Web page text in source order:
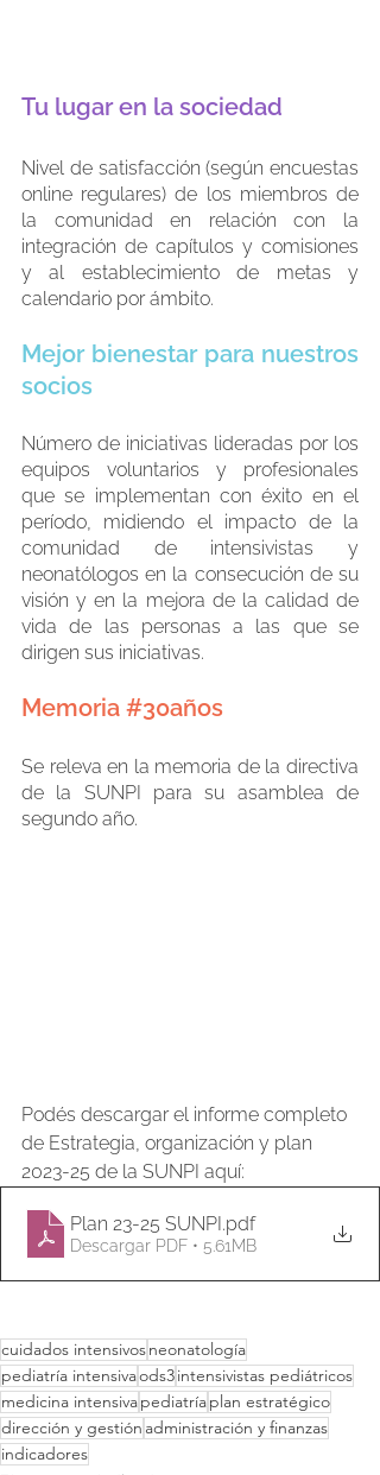
Tu lugar en la sociedad
Nivel de satisfacción (según encuestas
online regulares) de los miembros de
la comunidad en relación con la
integración de capítulos y comisiones
y al establecimiento de metas y
calendario por ámbito.
Mejor bienestar para nuestros
socios
Número de iniciativas lideradas por los
equipos voluntarios y profesionales
que se implementan con éxito en el
período, midiendo el impacto de la
comunidad de intensivistas y
neonatólogos en la consecución de su
visión y en la mejora de la calidad de
vida de las personas a las que se
dirigen sus iniciativas.
Memoria #30años
Se releva en la memoria de la directiva
de la SUNPI para su asamblea de
segundo año.
Podés descargar el informe completo
de Estrategia, organización y plan
2023-25 de la SUNPI aquí:
Plan 23-25 SUNPI.pdf
Descargar PDF • 5.61MB
cuidados intensivosneonatología
pediatría intensivaods3intensivistas pediátricos
medicina intensivapediatríaplan estratégico
dirección y gestión administración y finanzas
indicadores